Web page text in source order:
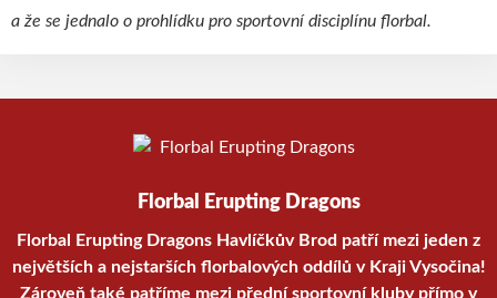
a že se jednalo o prohlídku pro sportovní disciplínu florbal.
Florbal Erupting Dragons
Florbal Erupting Dragons Havlíčkův Brod patří mezi jeden z
největších a nejstarších florbalových oddílů v Kraji Vysočina!
Zároveň také patříme mezi přední sportovní kluby přímo v